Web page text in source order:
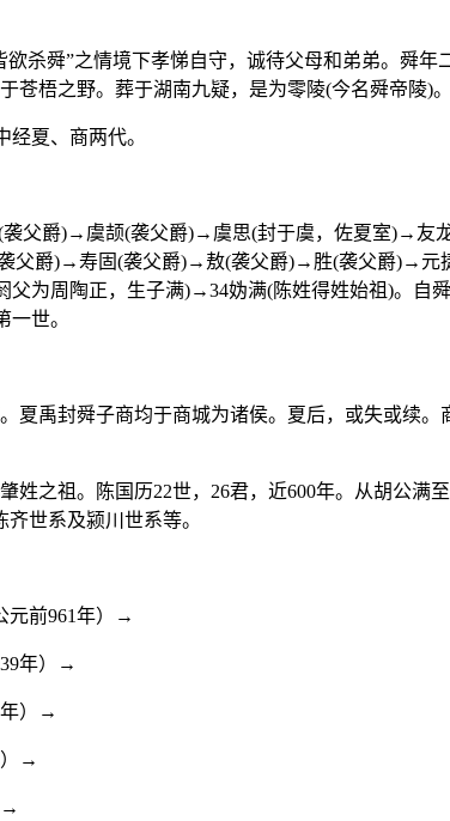
杀舜”之情境下孝悌自守，诚待父母和弟弟。舜
苍梧之野。葬于湖南九疑，是为零陵(今名舜帝陵)
夏、商两代。
父爵)→虞颉(袭父爵)→虞思(封于虞，佐夏室)→
父爵)→寿固(袭父爵)→敖(袭父爵)→胜(袭父爵)→
正，生子满)→34妫满(陈姓得姓始祖)。自舜帝
世。
夏禹封舜子商均于商城为诸侯。夏后，或失或续
之祖。陈国历22世，26君，近600年。从胡公满
世系及颍川世系等。
元前961年）→
年）→
年）→
）→
→